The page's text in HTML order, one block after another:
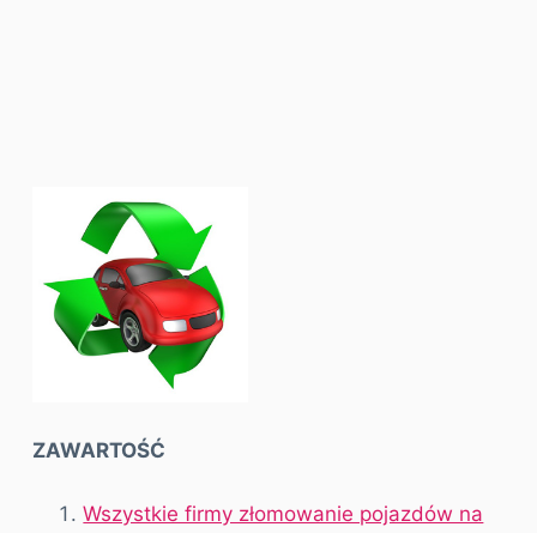
ZAWARTOŚĆ
Wszystkie firmy złomowanie pojazdów na